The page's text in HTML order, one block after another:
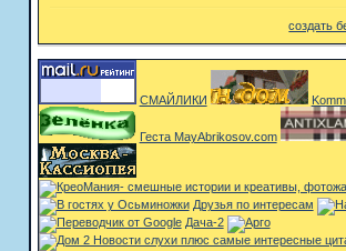
создать
СМАЙЛИКИ
Геста MayAbrikosov.com
Друзья по интересам
Дача-2